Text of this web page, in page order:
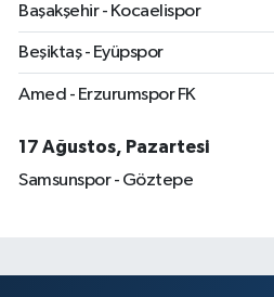
Başakşehir - Kocaelispor
Beşiktaş - Eyüpspor
Amed - Erzurumspor FK
17 Ağustos, Pazartesi
Samsunspor - Göztepe